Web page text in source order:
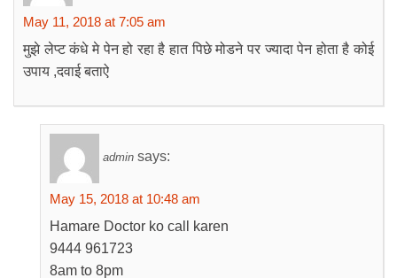
May 11, 2018 at 7:05 am
मुझे लेप्ट कंधे मे पेन हो रहा है हात पिछे मोडने पर ज्यादा पेन होता है कोई
उपाय ,दवाई बताऐ
admin says:
May 15, 2018 at 10:48 am
Hamare Doctor ko call karen
9444 961723
8am to 8pm